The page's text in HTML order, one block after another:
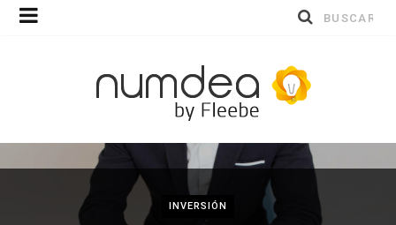
Buscar
INVERSIÓN